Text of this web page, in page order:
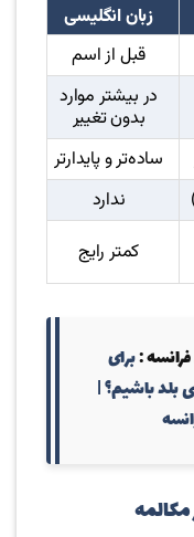
زبان انگلیسی
قبل از اسم
در بیشتر موارد
بدون تغییر
ساده‌تر و پایدارتر
ندارد
کمتر رایج
:برای
بلد باشیم؟ |